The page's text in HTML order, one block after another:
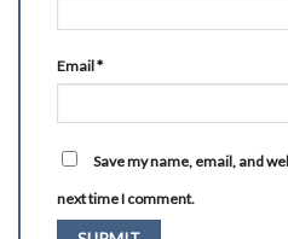
Email*
Save my name, email, and
next time I comment.